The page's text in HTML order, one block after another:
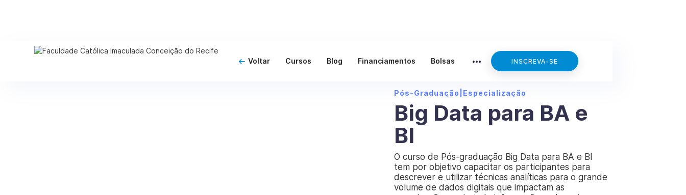
Voltar Cursos Blog Financiamentos Bolsas INSCREVA-SE
Pós-Graduação Especialização
Big Data para BA e
BI
O curso de Pós-graduação Big Data para BA e BI
tem por objetivo capacitar os participantes para
descrever e utilizar técnicas analíticas para o grande
volume de dados digitais que impactam as